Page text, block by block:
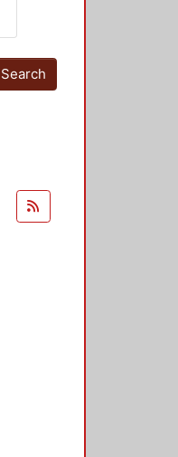
Search